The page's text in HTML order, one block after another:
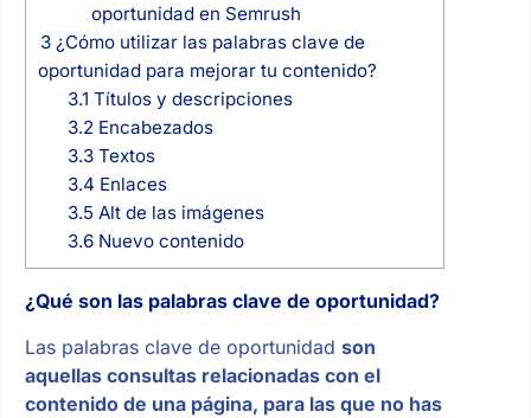
oportunidad en Semrush
3¿Cómo utilizar las palabras clave de
oportunidad para mejorar tu contenido?
3.1 Títulos y descripciones
3.2Encabezados
3.3Textos
3.4 Enlaces
3.5 Alt de las imágenes
3.6Nuevo contenido
¿Qué son las palabras clave de oportunidad?
Las palabras clave de oportunidad son
aquellas consultas relacionadas con el
contenido de una página, para las que no has